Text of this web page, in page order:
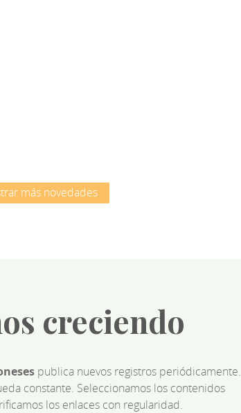
más novedades
creciendo
publica nuevos registros periódicamente.
constante. Seleccionamos los contenidos
los enlaces con regularidad.